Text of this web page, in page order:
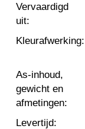
Vervaardigd
uit:
Kleurafwerking:
As-inhoud,
gewicht en
afmetingen:
Levertijd: